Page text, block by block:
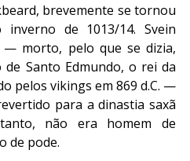
brevemente se tornou
de 1013/14. Svein
— morto, pelo que se dizia,
Santo Edmundo, o rei da
pelos vikings em 869 d.C. —
para a dinastia saxã
não era homem de
de pode.